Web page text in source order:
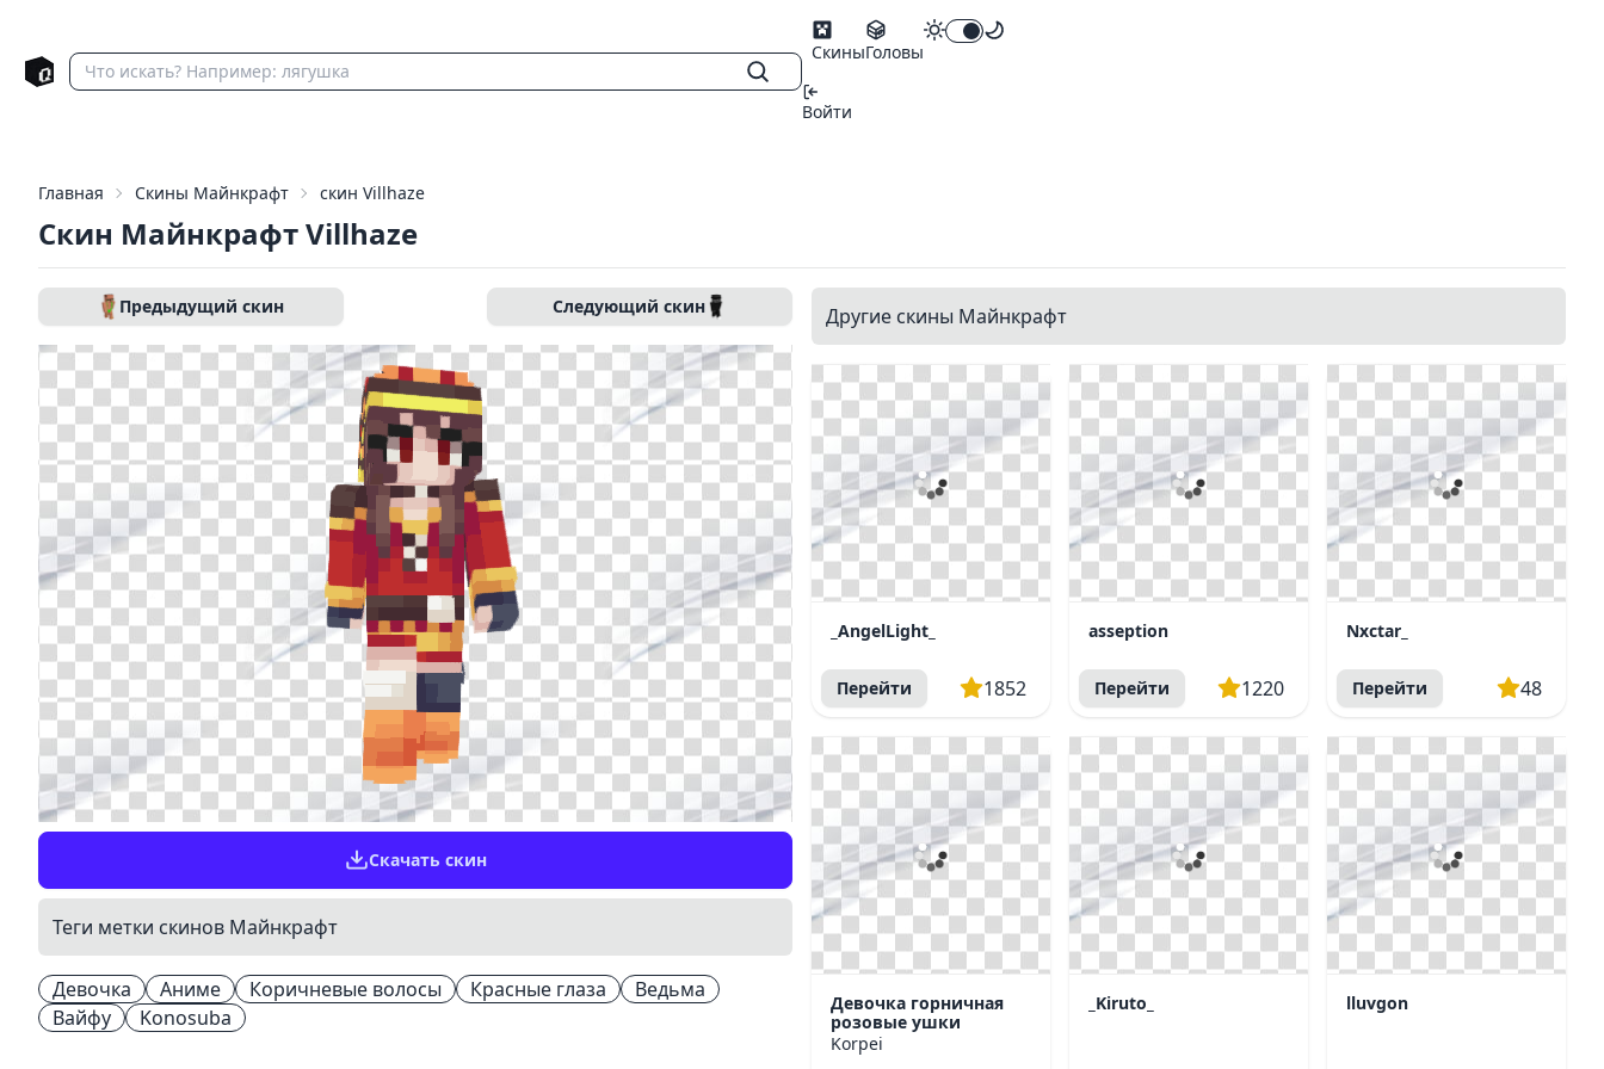
СкиныГоловы
Войти
Главная Скины Майнкрафт скин Villhaze
Скин Майнкрафт Villhaze
Предыдущий скин Следующий скин
Скачать скин
Теги метки скинов Майнкрафт
Девочка Аниме Коричневые волосы Красные глаза
Ведьма
Вайфу
Konosuba
Другие скины Майнкрафт
_AngelLight_
Перейти 1852
asseption
Перейти 1220
Nxctar_
Перейти 48
Девочка горничная
розовые ушки
Korpei
_Kiruto_ lluvgon